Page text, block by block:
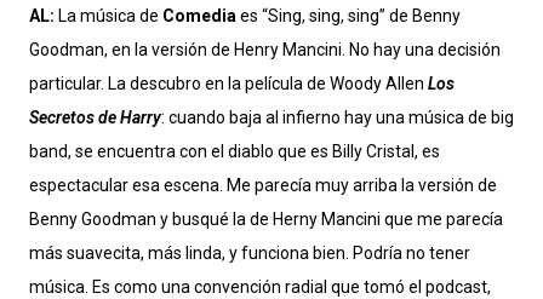
AL: La música de Comediaes “Sing, sing, sing” de Benny
Goodman, en la versión de Henry Mancini. No hay una decisión
particular. La descubro en la película de Woody Allen Los
Secretos de Harry: cuando baja al infierno hay una música de big
band, se encuentra con el diablo que es Billy Cristal, es
espectacular esa escena. Me parecía muy arriba la versión de
Benny Goodman y busqué la de Herny Mancini que me parecía
más suavecita, más linda, y funciona bien. Podría no tener
música. Es como una convención radial que tomó el podcast,